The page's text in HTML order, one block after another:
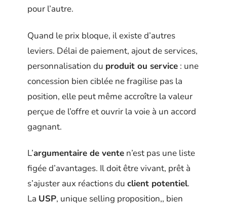
pour l’autre.
Quand le prix bloque, il existe d’autres
leviers. Délai de paiement, ajout de services,
personnalisation du produit ou service : une
concession bien ciblée ne fragilise pas la
position, elle peut même accroître la valeur
perçue de l’offre et ouvrir la voie à un accord
gagnant.
L’argumentaire de vente n’est pas une liste
figée d’avantages. Il doit être vivant, prêt à
s’ajuster aux réactions du client potentiel.
La USP, unique selling proposition,, bien